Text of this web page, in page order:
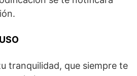
tranquilidad, que siempre te